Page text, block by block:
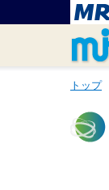
トップ